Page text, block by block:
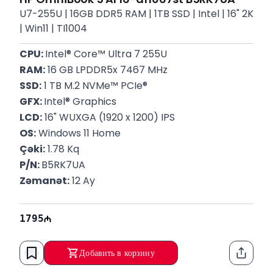
U7-255U | 16GB DDR5 RAM | 1TB SSD | Intel | 16" 2K
| Win11 | TI1004
CPU: Intel® Core™ Ultra 7 255U
RAM: 16 GB LPDDR5x 7467 MHz
SSD: 1 TB M.2 NVMe™ PCIe®
GFX: Intel® Graphics
LCD: 16" WUXGA (1920 x 1200) IPS
OS: Windows 11 Home
Çəki: 1.78 Kq
P/N: B5RK7UA
Zəmanət: 12 Ay
1795
Добавить в корзину